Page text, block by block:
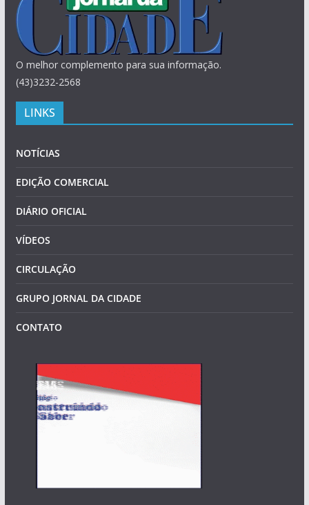
O melhor complemento para sua informação.
(43)3232-2568
LINKS
NOTÍCIAS
EDIÇÃO COMERCIAL
DIÁRIO OFICIAL
VÍDEOS
CIRCULAÇÃO
GRUPO JORNAL DA CIDADE
CONTATO